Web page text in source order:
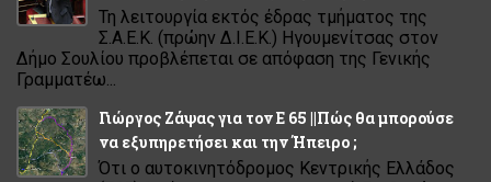
Τη λειτουργία εκτός έδρας τμήματος της
Σ.Α.Ε.Κ. (πρώην Δ.Ι.Ε.Κ.) Ηγουμενίτσας στον
Δήμο Σουλίου προβλέπεται σε απόφαση της Γενικής
Γραμματέω...
Γιώργος Ζάψας για τον Ε 65 ||Πώς θα μπορούσε
να εξυπηρετήσει και την Ήπειρο ;
Ότι ο αυτοκινητόδρομος Κεντρικής Ελλάδος